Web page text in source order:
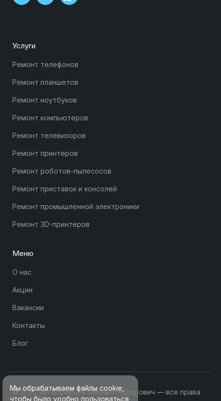
Услуги
Ремонт телефонов
Ремонт планшетов
Ремонт ноутбуков
Ремонт компьютеров
Ремонт телевизоров
Ремонт принтеров
Ремонт роботов-пылесосов
Ремонт приставок и консолей
Ремонт промышленной электроники
Ремонт 3D-принтеров
Меню
О нас
Акции
Вакансии
Контакты
Блог
© 2025. ИП Воробьев Михаил Нодарович — все права
Мы обрабатываем файлы cookie,
чтобы было удобно пользоваться